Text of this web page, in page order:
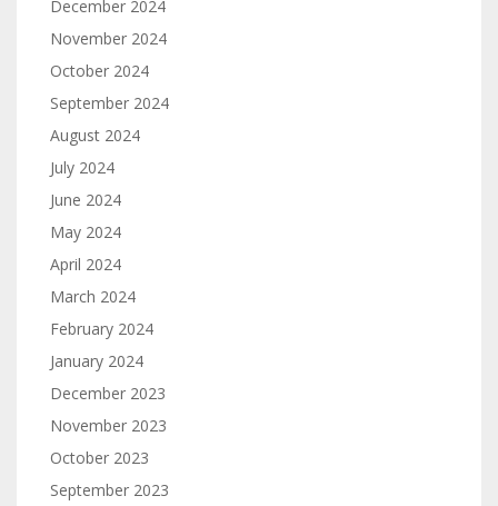
December 2024
November 2024
October 2024
September 2024
August 2024
July 2024
June 2024
May 2024
April 2024
March 2024
February 2024
January 2024
December 2023
November 2023
October 2023
September 2023